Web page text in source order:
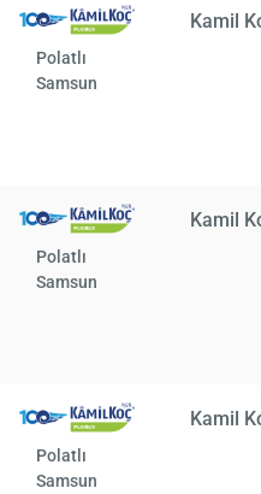
Kamil
Polatlı
Samsun
Kamil
Polatlı
Samsun
Kamil
Polatlı
Samsun